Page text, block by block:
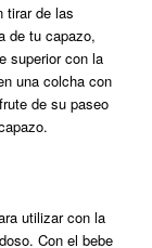
tirar de las
de tu capazo,
superior con la
una colcha con
de su paseo
utilizar con la
Con el bebe